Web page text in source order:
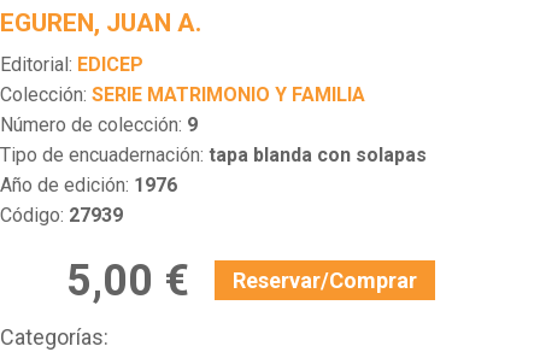
EGUREN, JUAN A.
Editorial: EDICEP
Colección: SERIE MATRIMONIO Y FAMILIA
Número de colección: 9
Tipo de encuadernación: tapa blanda con solapas
Año de edición: 1976
Código: 27939
5,00 € Reservar/Comprar
Categorías: